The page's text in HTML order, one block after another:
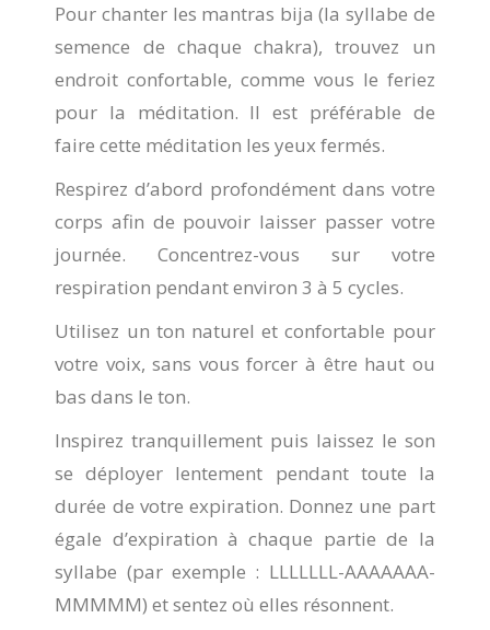
Pour chanter les mantras bija (la syllabe de
semence de chaque chakra), trouvez un
endroit confortable, comme vous le feriez
pour la méditation. Il est préférable de
faire cette méditation les yeux fermés.
Respirez d’abord profondément dans votre
corps afin de pouvoir laisser passer votre
journée. Concentrez-vous sur votre
respiration pendant environ 3 à 5 cycles.
Utilisez un ton naturel et confortable pour
votre voix, sans vous forcer à être haut ou
bas dans le ton.
Inspirez tranquillement puis laissez le son
se déployer lentement pendant toute la
durée de votre expiration. Donnez une part
égale d’expiration à chaque partie de la
syllabe (par exemple : LLLLLLL-AAAAAAA-
MMMMM) et sentez où elles résonnent.